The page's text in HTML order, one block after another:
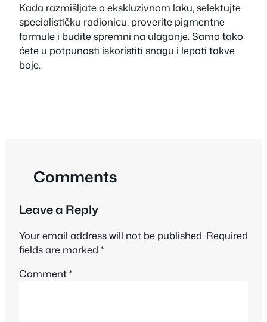
Kada razmišljate o ekskluzivnom laku, selektujte
specialističku radionicu, proverite pigmentne
formule i budite spremni na ulaganje. Samo tako
ćete u potpunosti iskoristiti snagu i lepoti takve
boje.
Comments
Leave a Reply
Your email address will not be published. Required
fields are marked *
Comment*